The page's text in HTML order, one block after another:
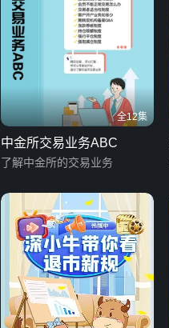
全12集
中金所交易业务ABC
了解中金所的交易业务